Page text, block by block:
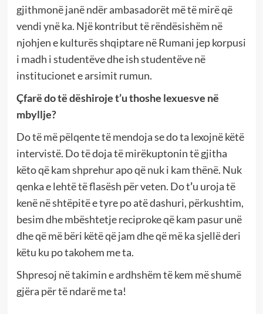
gjithmonë janë ndër ambasadorët më të mirë që
vendi ynë ka. Një kontribut të rëndësishëm në
njohjen e kulturës shqiptare në Rumani jep korpusi
i madh i studentëve dhe ish studentëve në
institucionet e arsimit rumun.
Çfarë do të dëshiroje t’u thoshe lexuesve në
mbyllje?
Do të më pëlqente të mendoja se do ta lexojnë këtë
intervistë. Do të doja të mirëkuptonin të gjitha
këto që kam shprehur apo që nuk i kam thënë. Nuk
qenka e lehtë të flasësh për veten. Do t’u uroja të
kenë në shtëpitë e tyre po atë dashuri, përkushtim,
besim dhe mbështetje reciproke që kam pasur unë
dhe që më bëri këtë që jam dhe që më ka sjellë deri
këtu ku po takohem me ta.
Shpresoj në takimin e ardhshëm të kem më shumë
gjëra për të ndarë me ta!